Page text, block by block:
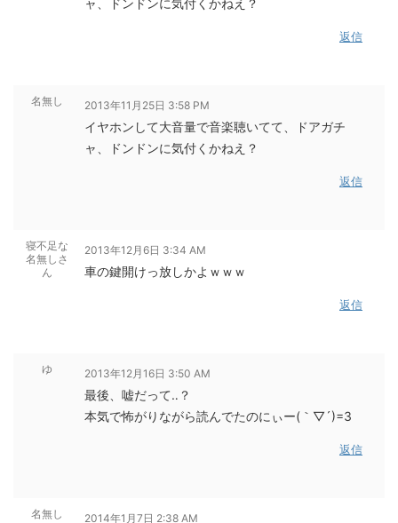
返信
名無し 2013年11月25日 3:58 PM
イヤホンして大音量で音楽聴いてて、ドアガチ
ャ、ドンドンに気付くかねえ？
返信
寝不足な
名無しさ
ん
2013年12月6日 3:34 AM
車の鍵開けっ放しかよｗｗｗ
返信
ゆ 2013年12月16日 3:50 AM
最後、嘘だって‥？
本気で怖がりながら読んでたのにぃー(｀▽´)=3
返信
名無し 2014年1月7日 2:38 AM